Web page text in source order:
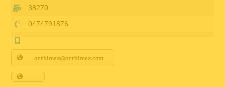
Petites annonces
Annuaire Fournisseurs
Actualités
38270
0474791876
artbimex@artbimex.com